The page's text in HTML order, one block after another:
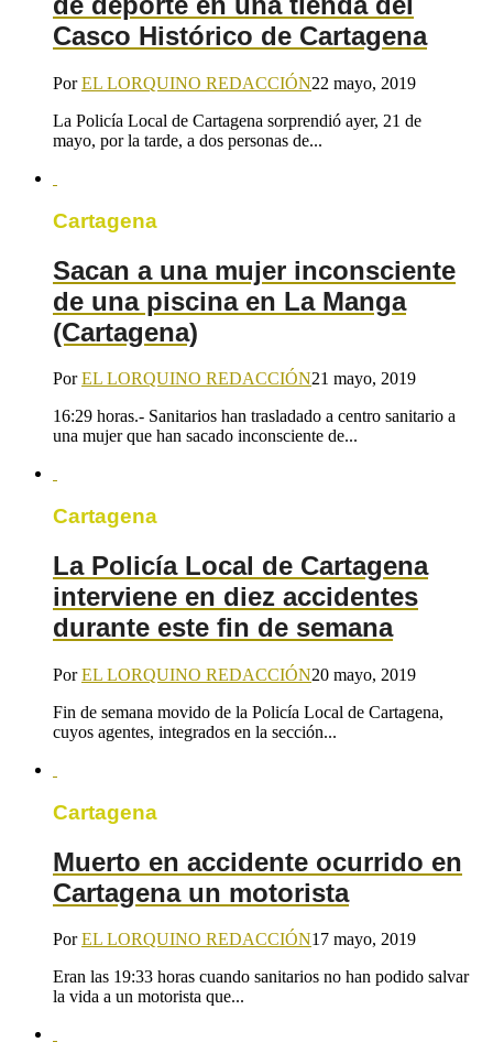
Casco Histórico de Cartagena
PorEL LORQUINO REDACCIÓN22 mayo, 2019
La Policía Local de Cartagena sorprendió ayer, 21 de
mayo, por la tarde, a dos personas de...
Cartagena
Sacan a una mujer inconsciente
de una piscina en La Manga
(Cartagena)
PorEL LORQUINO REDACCIÓN21 mayo, 2019
16:29 horas.- Sanitarios han trasladado a centro sanitario a
una mujer que han sacado inconsciente de...
Cartagena
La Policía Local de Cartagena
interviene en diez accidentes
durante este fin de semana
PorEL LORQUINO REDACCIÓN20 mayo, 2019
Fin de semana movido de la Policía Local de Cartagena,
cuyos agentes, integrados en la sección...
Cartagena
Muerto en accidente ocurrido en
Cartagena un motorista
PorEL LORQUINO REDACCIÓN17 mayo, 2019
Eran las 19:33 horas cuando sanitarios no han podido salvar
la vida a un motorista que...